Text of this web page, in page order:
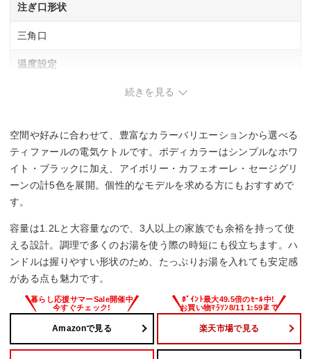
注ぎ口形状
三角口
温度設定
–
転倒湯漏れ防止
○
蓋の取り外し
○
続きを見る
空間や好みに合わせて、豊富なカラーバリエーションから選べる
ティファールの電気ケトルです。ボディカラーはシンプルなホワ
イト・ブラックに加え、アイボリー・カフェオーレ・セージグリ
ーンの計5色を展開。個性的なモデルを求める方にもおすすめで
す。
容量は1.2Lと大容量なので、3人以上の家族でも余裕を持って使
える設計。調理で多くのお湯を使う際の時短にも役立ちます。ハ
ンドルは握りやすい形状のため、たっぷりお湯を入れても安定感
がある点も魅力です。
Amazonで見る 楽天市場で見る